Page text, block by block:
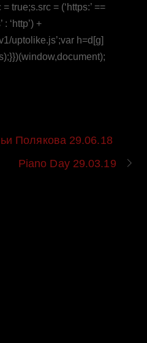
true;s.src = (‘https:’ ==
‘http’) +
uptolike.js’;var h=d[g]
Полякова 29.06.18
Piano Day 29.03.19